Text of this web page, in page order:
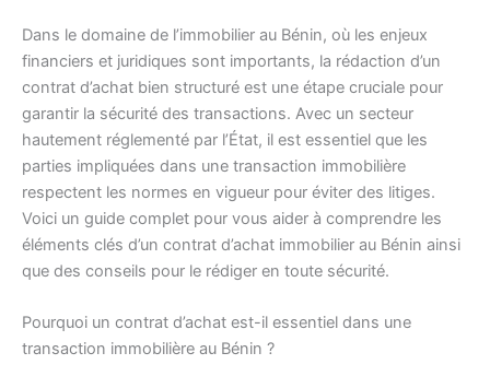
Dans le domaine de l’immobilier au Bénin, où les enjeux
financiers et juridiques sont importants, la rédaction d’un
contrat d’achat bien structuré est une étape cruciale pour
garantir la sécurité des transactions. Avec un secteur
hautement réglementé par l’État, il est essentiel que les
parties impliquées dans une transaction immobilière
respectent les normes en vigueur pour éviter des litiges.
Voici un guide complet pour vous aider à comprendre les
éléments clés d’un contrat d’achat immobilier au Bénin ainsi
que des conseils pour le rédiger en toute sécurité.
Pourquoi un contrat d’achat est-il essentiel dans une
transaction immobilière au Bénin ?